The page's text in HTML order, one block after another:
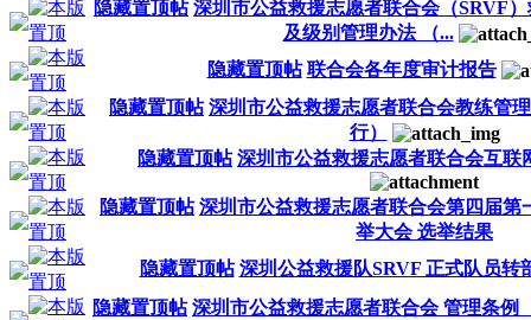
隐藏置顶帖 深圳市公益救援志愿者联合会（SRVF
及级别管理办法 （...
隐藏置顶帖 联合会各年度审计报告
隐藏置顶帖 深圳市公益救援志愿者联合会教练管
行）
隐藏置顶帖 深圳市公益救援志愿者联合会互联
隐藏置顶帖 深圳市公益救援志愿者联合会第四届第
举大会 选举结果
隐藏置顶帖 深圳公益救援队SRVF 正式队员转
隐藏置顶帖 深圳市公益救援志愿者联合会 管理条例